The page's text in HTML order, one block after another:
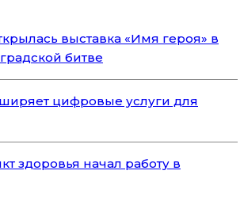
выставка «Имя героя» в
битве
цифровые услуги для
здоровья начал работу в